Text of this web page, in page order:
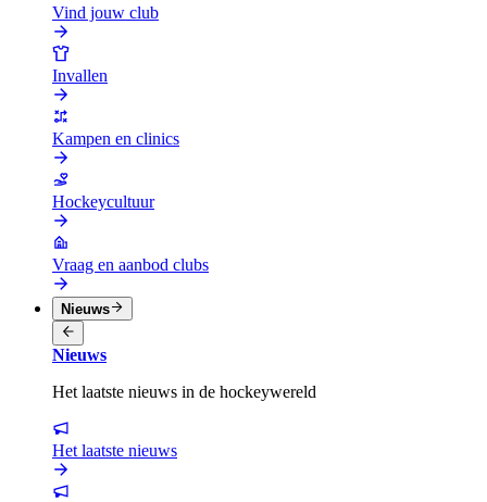
Vind jouw club
Invallen
Kampen en clinics
Hockeycultuur
Vraag en aanbod clubs
Nieuws
Nieuws
Het laatste nieuws in de hockeywereld
Het laatste nieuws